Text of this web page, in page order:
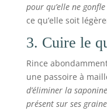
pour qu’elle ne
ce qu’elle soit
3. Cuire le
Rince
une passoire à
d’éliminer la
présent sur ses